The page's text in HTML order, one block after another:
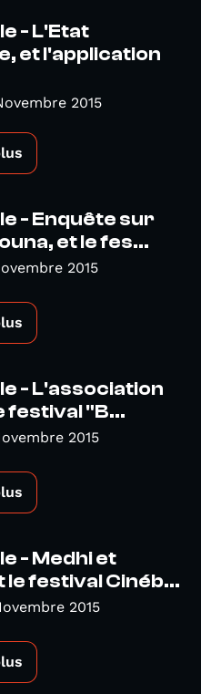
- L'Etat
et l'application
2015
- Enquête sur
et le fes...
2015
- L'association
festival "B...
2015
- Medhi et
le festival Cinéb...
2015